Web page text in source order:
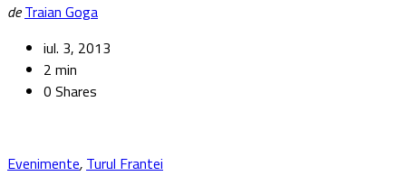
de Traian Goga
iul. 3, 2013
2 min
0 Shares
Evenimente, Turul Frantei